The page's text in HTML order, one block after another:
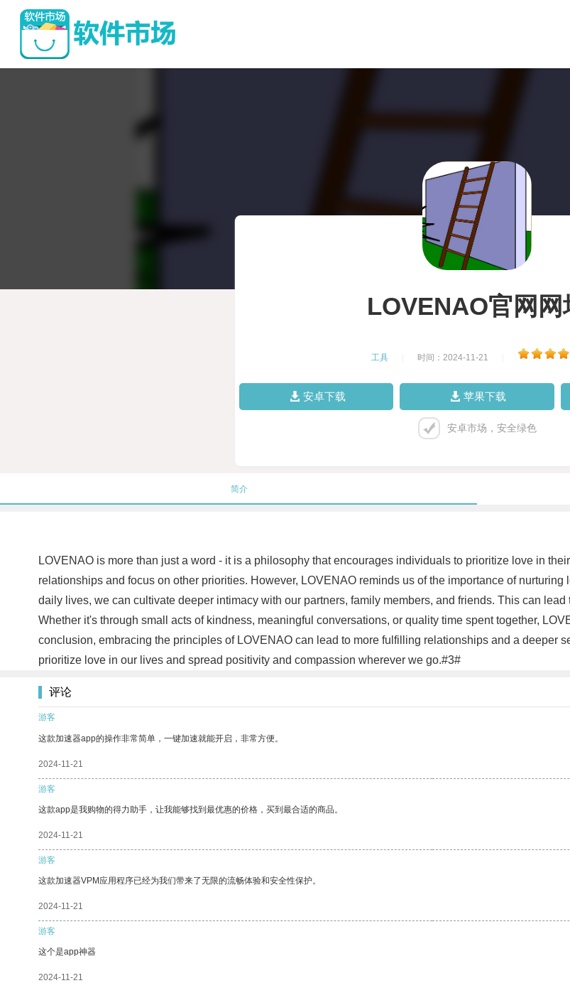
LOVENAO官网网
工具 时间：2024-11-21
安卓下载 苹果下载
安卓市场，安全绿色
简介
LOVENAO is more than just a word - it is a philosophy that encourages individuals to prioritize love in
relationships and focus on other priorities. However, LOVENAO reminds us of the importance of
daily lives, we can cultivate deeper intimacy with our partners, family members, and friends. This can
Whether it's through small acts of kindness, meaningful conversations, or quality time spent together,
conclusion, embracing the principles of LOVENAO can lead to more fulfilling relationships and a deeper
prioritize love in our lives and spread positivity and compassion wherever we go.#3#
评论
游客
这款加速器app的操作非常简单，一键加速就能开启，非常方便。
2024-11-21
游客
这款app是我购物的得力助手，让我能够找到最优惠的价格，买到最合适的商品。
2024-11-21
游客
这款加速器VPM应用程序已经为我们带来了无限的流畅体验和安全性保护。
2024-11-21
游客
这个是app神器
2024-11-21